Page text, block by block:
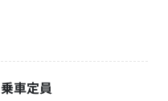
乗車定員